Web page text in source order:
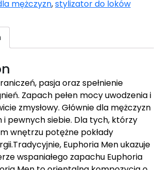
mężczyzn,stylizator do loków
pasja oraz spełnienie
Zapach pełen mocy uwodzenia i
zmysłowy. Głównie dla mężczyzn
pewnych siebie. Dla tych, którzy
wnętrzu potężne pokłady
Euphoria Men ukazuje
wspaniałego zapachu Euphoria